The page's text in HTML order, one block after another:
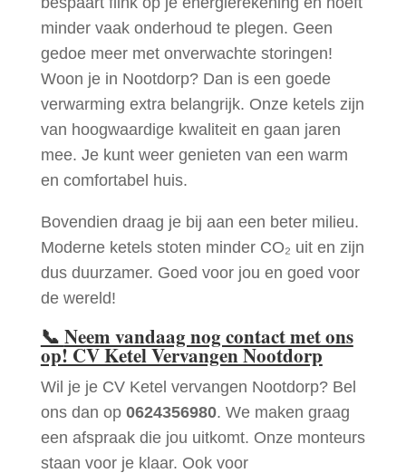
minder vaak onderhoud te plegen. Geen
gedoe meer met onverwachte storingen!
Woon je in Nootdorp? Dan is een goede
verwarming extra belangrijk. Onze ketels zijn
van hoogwaardige kwaliteit en gaan jaren
mee. Je kunt weer genieten van een warm
en comfortabel huis.
Bovendien draag je bij aan een beter milieu.
Moderne ketels stoten minder CO₂ uit en zijn
dus duurzamer. Goed voor jou en goed voor
de wereld!
📞 Neem vandaag nog contact met ons
op! CV Ketel Vervangen Nootdorp
Wil je je CV Ketel vervangen Nootdorp? Bel
ons dan op 0624356980. We maken graag
een afspraak die jou uitkomt. Onze monteurs
staan voor je klaar. Ook voor